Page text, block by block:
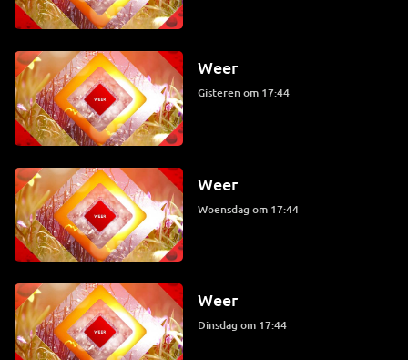
Weer
Gisteren om 17:44
Weer
woensdag om 17:44
Weer
dinsdag om 17:44